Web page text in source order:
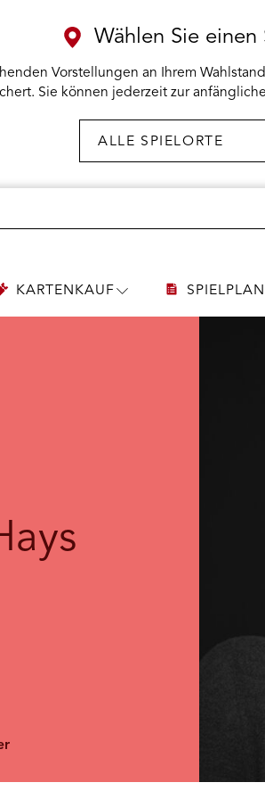
Wählen Sie einen
Vorstellungen an Ihrem
Sie können jederzeit zur
KARTENKAUF UNTERMENÜSPIELPLAN